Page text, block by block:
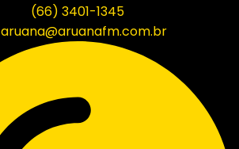
(66) 3401-1345
aruana@aruanafm.com.br